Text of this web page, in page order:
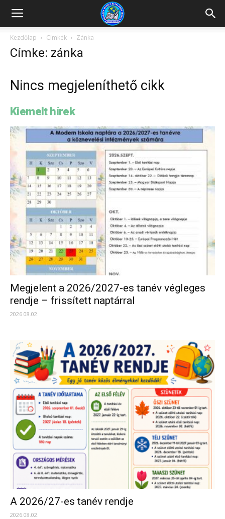
Kazincbarcikai
Pollack
Általános
Iskola
Kezdőlap Címkék Zánka
Címke: zánka
Nincs megjeleníthető cikk
Kiemelt hírek
Megjelent a 2026/2027-es tanév végleges
rendje – frissített naptárral
2026.08.02.
A 2026/27-es tanév rendje
2026.08.02.